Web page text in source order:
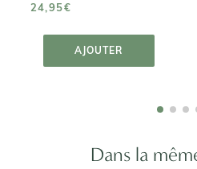
24,95€
AJOUTER
PANIER
Dans la